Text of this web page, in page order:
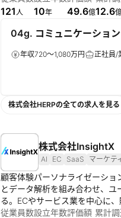
121人 10年 49.6億12.6
04g. コミュニケーショ
年収720～1,080万円 正社員/
株式会社HERPの全ての求人を見る
株式会社InsightX
AI EC SaaS マーケテ
顧客体験パーソナライゼーシ
とデータ解析を組み合わせ、
る。ECやサービス業を中心に
テクノロジーを通じて、企業と
従業員数設立年数評価額 累計